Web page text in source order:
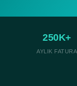
250K+
AYLIK FATURA